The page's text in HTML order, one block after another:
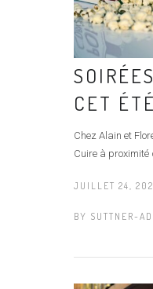
CET
Chez Alain et
Cuire à proximité
JUILLET 24,
BY SUTTNER-